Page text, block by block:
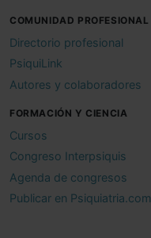
COMUNIDAD PROFESIONAL
Directorio profesional
PsiquiLink
Autores y colaboradores
FORMACIÓN Y CIENCIA
Cursos
Congreso Interpsiquis
Agenda de congresos
Publicar en Psiquiatria.com